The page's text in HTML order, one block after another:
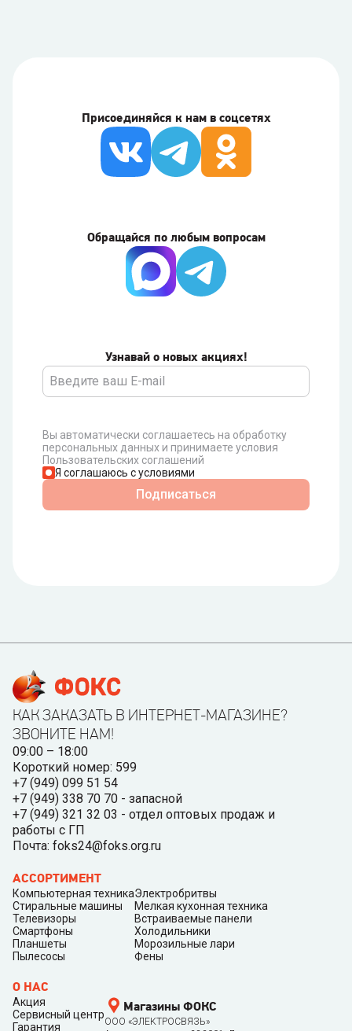
Присоединяйся к нам в соцсетях
Узнавай о новых акциях!
Вы автоматически соглашаетесь на обработку
персональных данных и принимаете условия
Пользовательских соглашений
Я соглашаюсь с условиями
Подписаться
Обращайся по любым вопросам
КАК ЗАКАЗАТЬ В ИНТЕРНЕТ-МАГАЗИНЕ?
ЗВОНИТЕ НАМ!
09:00 – 18:00
Короткий номер: 599
+7 (949) 099 51 54
+7 (949) 338 70 70 - запасной
+7 (949) 321 32 03 - отдел оптовых продаж и
работы с ГП
Почта: foks24@foks.org.ru
АССОРТИМЕНТ
Компьютерная техника
Стиральные машины
Телевизоры
Смартфоны
Планшеты
Пылесосы
Электробритвы
Мелкая кухонная техника
Встраиваемые панели
Холодильники
Морозильные лари
Фены
О НАС
Акция
Сервисный центр
Гарантия
Магазины ФОКС
ООО «ЭЛЕКТРОСВЯЗЬ»